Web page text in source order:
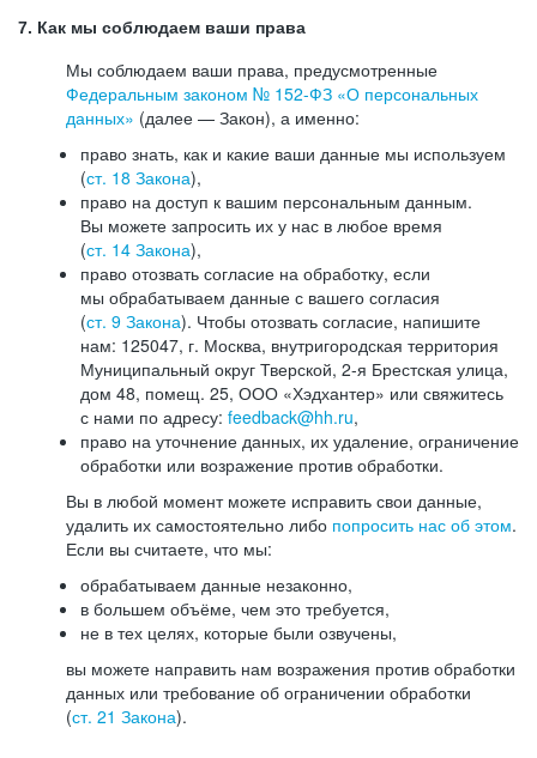
7. Как мы соблюдаем ваши права
Мы соблюдаем ваши права, предусмотренные
Федеральным законом № 152-ФЗ «О персональных
данных» (далее — Закон), а именно:
право знать, как и какие ваши данные мы используем
(ст. 18 Закона),
право на доступ к вашим персональным данным.
Вы можете запросить их у нас в любое время
(ст. 14 Закона),
право отозвать согласие на обработку, если
мы обрабатываем данные с вашего согласия
(ст. 9 Закона). Чтобы отозвать согласие, напишите
нам: 125047, г. Москва, внутригородская территория
Муниципальный округ Тверской, 2-я Брестская улица,
дом 48, помещ. 25, ООО «Хэдхантер» или свяжитесь
с нами по адресу: feedback@hh.ru,
право на уточнение данных, их удаление, ограничение
обработки или возражение против обработки.
Вы в любой момент можете исправить свои данные,
удалить их самостоятельно либо попросить нас об этом.
Если вы считаете, что мы:
обрабатываем данные незаконно,
в большем объёме, чем это требуется,
не в тех целях, которые были озвучены,
вы можете направить нам возражения против обработки
данных или требование об ограничении обработки
(ст. 21 Закона).